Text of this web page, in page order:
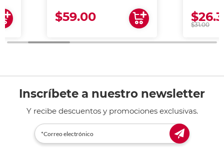
$59.00
$31.00
Inscríbete a nuestro newsletter
Y recibe descuentos y promociones exclusivas.